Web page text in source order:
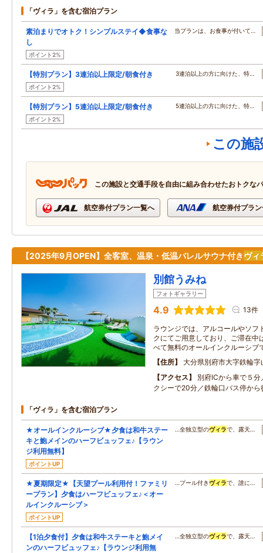
「ヴィラ」を含む宿泊プラン
素泊まりでオトク！シンプルステイ◆食事な
し
ポイント2%
当プランは、お食事が付いて…
【特別プラン】3連泊以上限定/朝食付き
ポイント2%
3連泊以上の方に向けた、特…
【特別プラン】5連泊以上限定/朝食付き
ポイント2%
5連泊以上の方に向けた、特…
この施
この施設と交通手段を自由に組み合わせたおトクな
航空券付プラン一覧へ 航空券付プラ
【2025年9月OPEN】全客室、温泉・低温バレルサウナ付きヴィ
別館うみね
フォトギャラリー
4.9 13件
ラウンジでは、アルコールやソフ
クにてご用意しており、ご滞在中
べて無料のオールインクルーシブ
住所
大分県別府市大字鉄輪
アクセス
別府ICから車で５
クシーで20分／鉄輪口バス停から
「ヴィラ」を含む宿泊プラン
★オールインクルーシブ★夕食は和牛ステー
キと鮑メインのハーフビュッフェ♪【ラウン
ジ利用無料】
ポイントUP
…全独立型のヴィラで、露天…
★夏期限定★【天望プール利用付！ファミリ
ープラン】夕食はハーフビュッフェ♪＜オー
ルインクルーシブ＞
ポイントUP
…プール付き ヴィラで、誰に…
【1泊夕食付】夕食は和牛ステーキと鮑メイ
ンのハーフビュッフェ♪【ラウンジ利用無
…全独立型のヴィラで、露天…